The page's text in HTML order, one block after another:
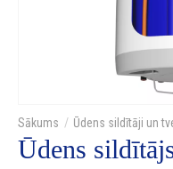
Ūdens sildītāji un
Ūdens